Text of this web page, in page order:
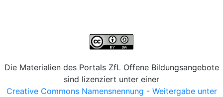
Die Materialien des Portals ZfL Offene Bildungsangebote
sind lizenziert unter einer
Creative Commons Namensnennung - Weitergabe unter